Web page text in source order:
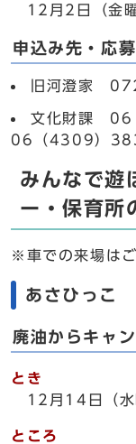
12月2日（金曜
申込み先・応
旧河澄家
文化財課 06
06（4309）
みんなで
ー・保育所
※車での来場は
あさひっこ
廃油からキャ
とき
12月14日（水
ところ